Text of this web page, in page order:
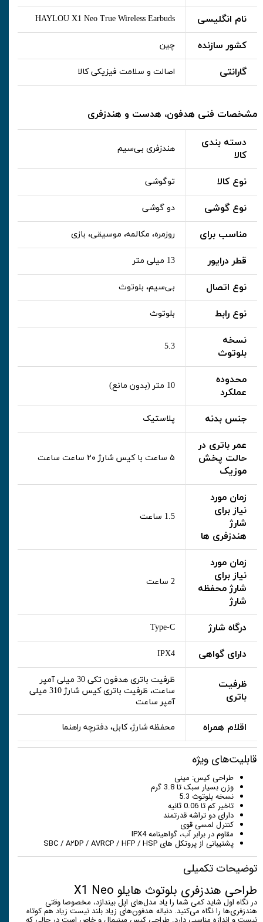
نام انگلیسی HAYLOU X1 Neo True Wireless Earbuds
کشور سازنده چین
گارانتی اصالت و سلامت فیزیکی کالا
مشخصات فنی هدفون، هدست و هندزفری
دسته بندی
کالا
هندزفری بی‌سیم
نوع کالا توگوشی
نوع گوشی دو گوشی
مناسب برای روزمره، مکالمه، موسیقی، بازی
قطر درایور 13 میلی متر
نوع اتصال بی‌سیم، بلوتوث
نوع رابط بلوتوث
نسخه
بلوتوث
5.3
محدوده
عملکرد
10 متر (بدون مانع)
جنس بدنه پلاستیک
عمر باتری در
حالت پخش
موزیک
۵ ساعت با کیس شارژ ۲۰ ساعت ساعت
زمان مورد
نیاز برای
شارژ
هندزفری ها
1.5 ساعت
زمان مورد
نیاز برای
شارژ محفظه
شارژ
2 ساعت
درگاه شارژ Type-C
دارای گواهی IPX4
ظرفیت
باتری
ظرفیت باتری هدفون تکی 30 میلی آمپر
ساعت، ظرفیت باتری کیس شارژ 310 میلی
آمپر ساعت
اقلام همراه محفظه شارژ، کابل، دفترچه راهنما
قابلیت‌های ویژه
طراحی کیس: مینی
وزن بسیار سبک تا 3.8 گرم
نسخه بلوتوث 5.3
تاخیر کم تا 0.06 ثانیه
دارای دو تراشه قدرتمند
کنترل لمسی قوی
مقاوم در برابر آب، گواهینامه IPX4
پشتیبانی از پروتکل های SBC / A۲DP / AVRCP / HFP / HSP
توضیحات تکمیلی
طراحی هندزفری بلوتوث هایلو X1 Neo
در نگاه اول شاید کمی شما را یاد مدل‌های اپل بیندازد، مخصوصا وقتی
هندزفری‌ها را نگاه می‌کنید. دنباله هدفون‌های زیاد بلند نیست زیاد هم کوتاه